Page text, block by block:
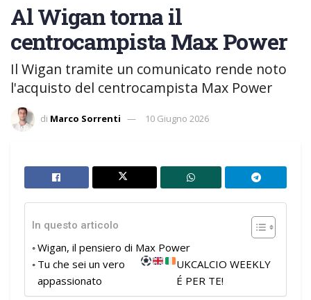
Al Wigan torna il
centrocampista Max Power
Il Wigan tramite un comunicato rende noto
l'acquisto del centrocampista Max Power
di Marco Sorrenti 10 Giugno 2026
In questo articolo
Wigan, il pensiero di Max Power
Tu che sei un vero
appassionato
UKCALCIO WEEKLY
É PER TE!